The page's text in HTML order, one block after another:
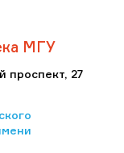
МГУ
проспект, 27